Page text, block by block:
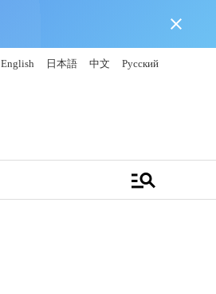
close
English 日本語 中文 Русский
manage_search